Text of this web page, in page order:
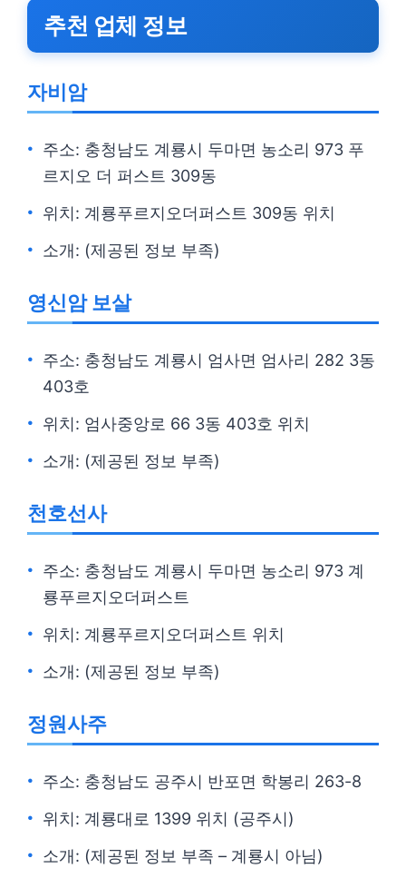
추천 업체 정보
자비암
주소: 충청남도 계룡시 두마면 농소리 973 푸
르지오 더 퍼스트 309동
위치: 계룡푸르지오더퍼스트 309동 위치
소개: (제공된 정보 부족)
영신암 보살
주소: 충청남도 계룡시 엄사면 엄사리 282 3동
403호
위치: 엄사중앙로 66 3동 403호 위치
소개: (제공된 정보 부족)
천호선사
주소: 충청남도 계룡시 두마면 농소리 973 계
룡푸르지오더퍼스트
위치: 계룡푸르지오더퍼스트 위치
소개: (제공된 정보 부족)
정원사주
주소: 충청남도 공주시 반포면 학봉리 263-8
위치: 계룡대로 1399 위치 (공주시)
소개: (제공된 정보 부족 – 계룡시 아님)